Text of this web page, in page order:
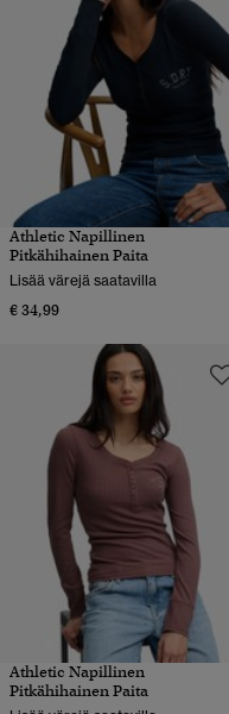
Athletic Napillinen
Pitkähihainen Paita
Lisää värejä saatavilla
€ 34,99
Athletic Napillinen
Pitkähihainen Paita